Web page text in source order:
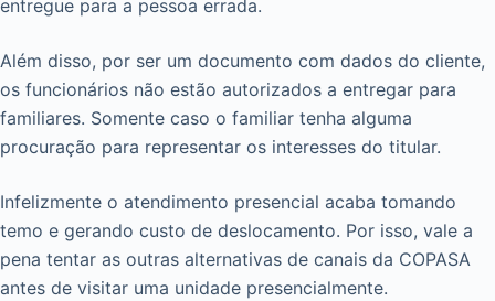
entregue para a pessoa errada.
Além disso, por ser um documento com dados do cliente,
os funcionários não estão autorizados a entregar para
familiares. Somente caso o familiar tenha alguma
procuração para representar os interesses do titular.
Infelizmente o atendimento presencial acaba tomando
temo e gerando custo de deslocamento. Por isso, vale a
pena tentar as outras alternativas de canais da COPASA
antes de visitar uma unidade presencialmente.